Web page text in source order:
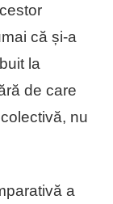
că și-a
la
de care
nu
a